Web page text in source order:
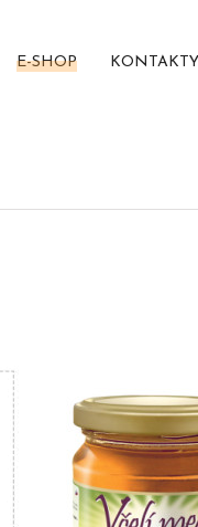
E-SHOP KONTAKTY